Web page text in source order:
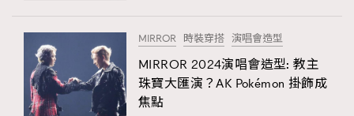
FigaroHub
FigaroIcon
FigaroInsight 156
FigaroIssue
法國五月French May專訪四位香港文藝代表
MIRROR 時裝穿搭 演唱會造型
MIRROR 2024演唱會造型: 教主
珠寶大匯演？AK Pokémon 掛飾成
焦點